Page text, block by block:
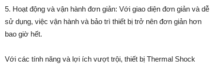
5. Hoạt động và vận hành đơn giản: Với giao diện đơn giản và dễ
sử dụng, việc vận hành và bảo trì thiết bị trở nên đơn giản hơn
bao giờ hết.
Với các tính năng và lợi ích vượt trội, thiết bị Thermal Shock